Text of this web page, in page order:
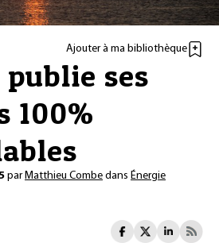
Ajouter à ma bibliothèque
publie ses
100%
par Matthieu Combe dans Énergie